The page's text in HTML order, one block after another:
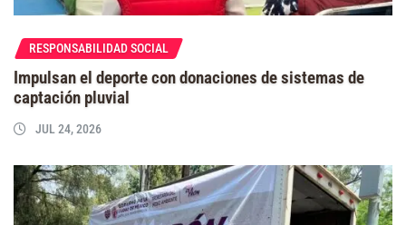
RESPONSABILIDAD SOCIAL
Impulsan el deporte con donaciones de sistemas de
captación pluvial
JUL 24, 2026